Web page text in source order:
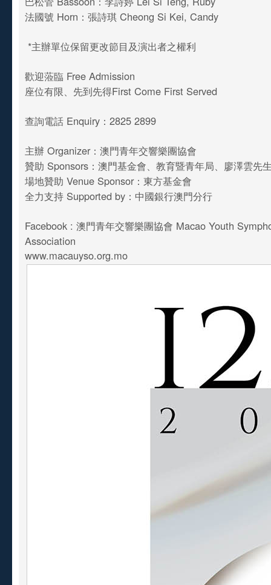
法國號 Horn：張詩琪 Cheong Si Kei, Candy
*主辦單位保留更改節目及演出者之權利
歡迎蒞臨 Free Admission
座位有限、先到先得First Come First Served
查詢電話 Enquiry：2825 2899
主辦 Organizer：澳門青年交響樂團協會
贊助 Sponsors：澳門基金會、教育暨青年局、廖澤雲先
場地贊助 Venue Sponsor：東方基金會
全力支持 Supported by：中國銀行澳門分行
Facebook : 澳門青年交響樂團協會 Macao Youth
Association
www.macauyso.org.mo